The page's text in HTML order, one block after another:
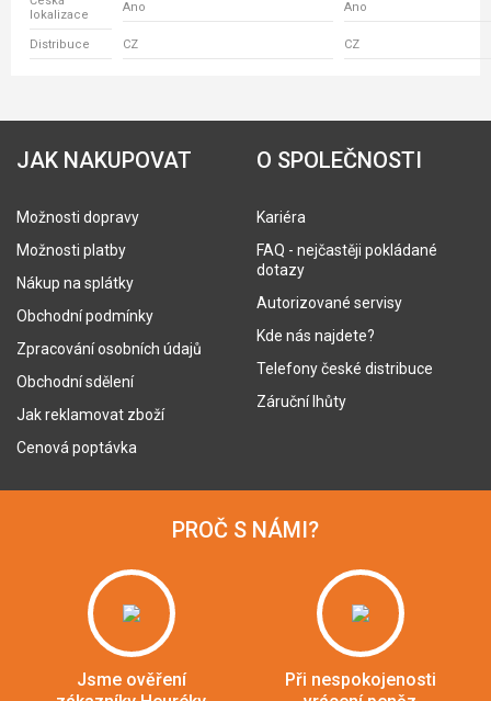
lokalizace
Ano Ano
Distribuce CZ CZ
JAK NAKUPOVAT
Možnosti dopravy
Možnosti platby
Nákup na splátky
Obchodní podmínky
Zpracování osobních údajů
Obchodní sdělení
Jak reklamovat zboží
Cenová poptávka
O SPOLEČNOSTI
Kariéra
FAQ - nejčastěji pokládané
dotazy
Autorizované servisy
Kde nás najdete?
Telefony české distribuce
Záruční lhůty
PROČ S NÁMI?
Jsme ověření
Při nespokojenosti